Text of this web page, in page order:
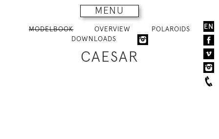
MENU
EN
MODELBOOK OVERVIEW
POLAROIDS
DOWNLOADS
CAESAR